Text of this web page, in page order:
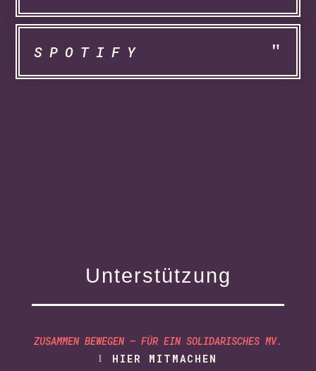
SPOTIFY
Unterstützung
ZUSAMMEN BEWEGEN – FÜR EIN SOLIDARISCHES MV.
HIER MITMACHEN